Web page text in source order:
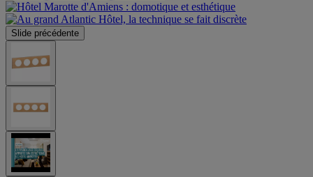
Slide précédente